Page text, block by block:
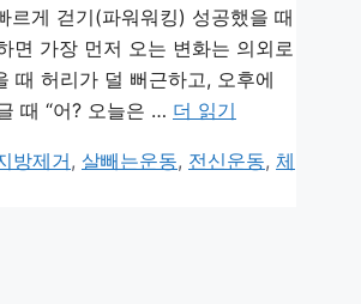
르게 걷기(파워워킹) 성공했을 때
면 가장 먼저 오는 변화는 의외로
때 허리가 덜 뻐근하고, 오후에
때 “어? 오늘은 … 더 읽기
방제거, 살빼는운동, 전신운동, 체